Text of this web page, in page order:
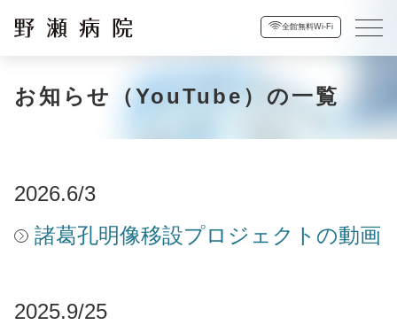
お知らせ（YouTube）の一覧
2026.6/3
諸葛孔明像移設プロジェクトの動画
2025.9/25
全館無料Wi-Fi